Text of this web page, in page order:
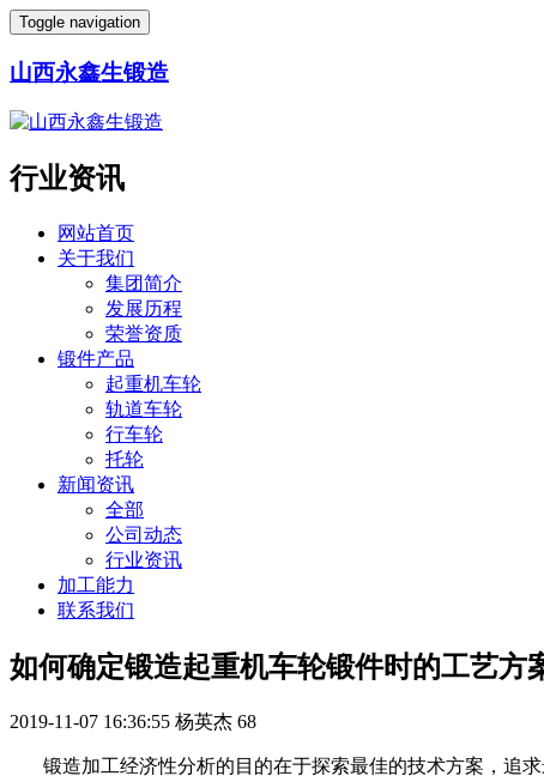
Toggle navigation
山西永鑫生锻造
行业资讯
网站首页
关于我们
集团简介
发展历程
荣誉资质
锻件产品
起重机车轮
轨道车轮
行车轮
托轮
新闻资讯
全部
公司动态
行业资讯
加工能力
联系我们
如何确定锻造起重机车轮锻件时的工艺方
2019-11-07 16:36:55 杨英杰 68
锻造加工经济性分析的目的在于探索最佳的技术方案，追求